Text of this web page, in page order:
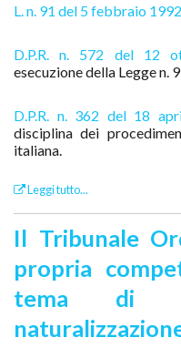
L. n. 91 del 5 febbraio 1992
D.P.R. n. 572 del 12
esecuzione della Legge n.
D.P.R. n. 362 del 18
disciplina dei
italiana.
Leggi tutto...
Il Tribunale
propria
tema di